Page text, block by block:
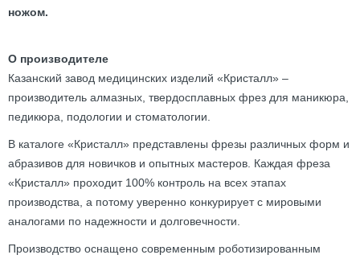
ножом.
О производителе
Казанский завод медицинских изделий «Кристалл» –
производитель алмазных, твердосплавных фрез для маникюра,
педикюра, подологии и стоматологии.
В каталоге «Кристалл» представлены фрезы различных форм и
абразивов для новичков и опытных мастеров. Каждая фреза
«Кристалл» проходит 100% контроль на всех этапах
производства, а потому уверенно конкурирует с мировыми
аналогами по надежности и долговечности.
Производство оснащено современным роботизированным